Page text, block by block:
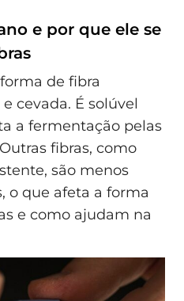
e por que ele se
de fibra
cevada. É solúvel
a fermentação pelas
fibras, como
são menos
o que afeta a forma
e como ajudam na